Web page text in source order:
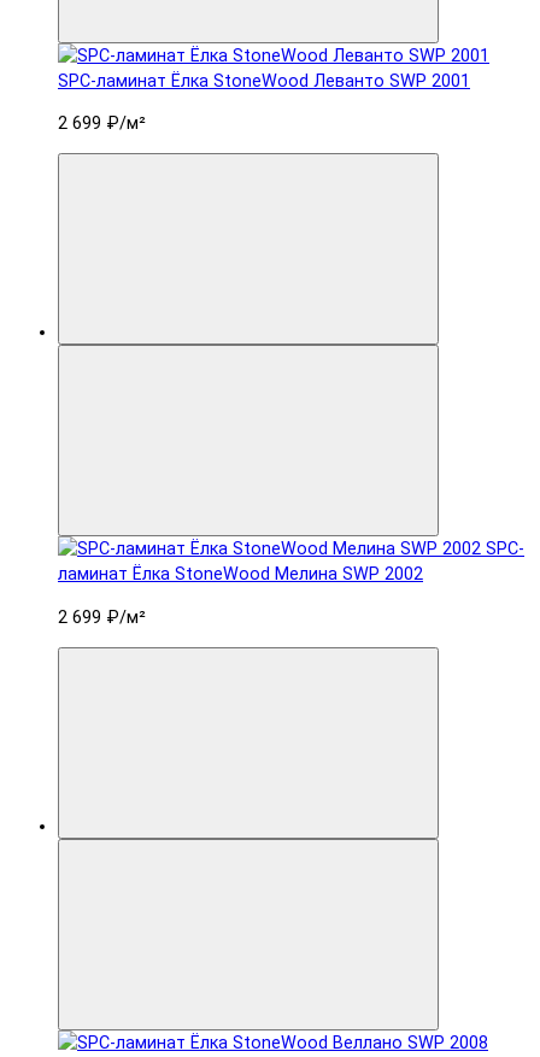
SPC-ламинат Ëлка StoneWood Леванто SWP 2001
2 699 ₽/м²
SPC-
ламинат Ëлка StoneWood Мелина SWP 2002
2 699 ₽/м²